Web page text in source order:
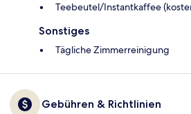
Teebeutel/Instantkaffee
Sonstiges
Tägliche Zimmerreinigung
Gebühren & Richtlinien